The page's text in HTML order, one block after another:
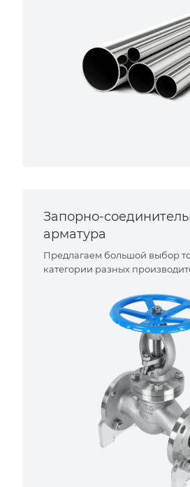
Запорно-
арматура
Предлагаем большой выбор
категории разных